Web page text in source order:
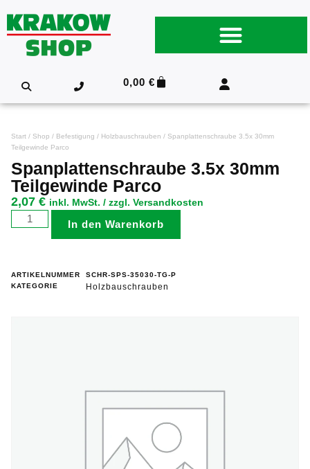
0,00€
Start / Shop / Befestigung / Holzbauschrauben / Spanplattenschraube 3.5x 30mm
Teilgewinde Parco
Spanplattenschraube 3.5x 30mm
Teilgewinde Parco
2,07 € inkl. MwSt. / zzgl. Versandkosten
In den Warenkorb
ARTIKELNUMMER
SCHR-SPS-35030-TG-P
KATEGORIE
Holzbauschrauben